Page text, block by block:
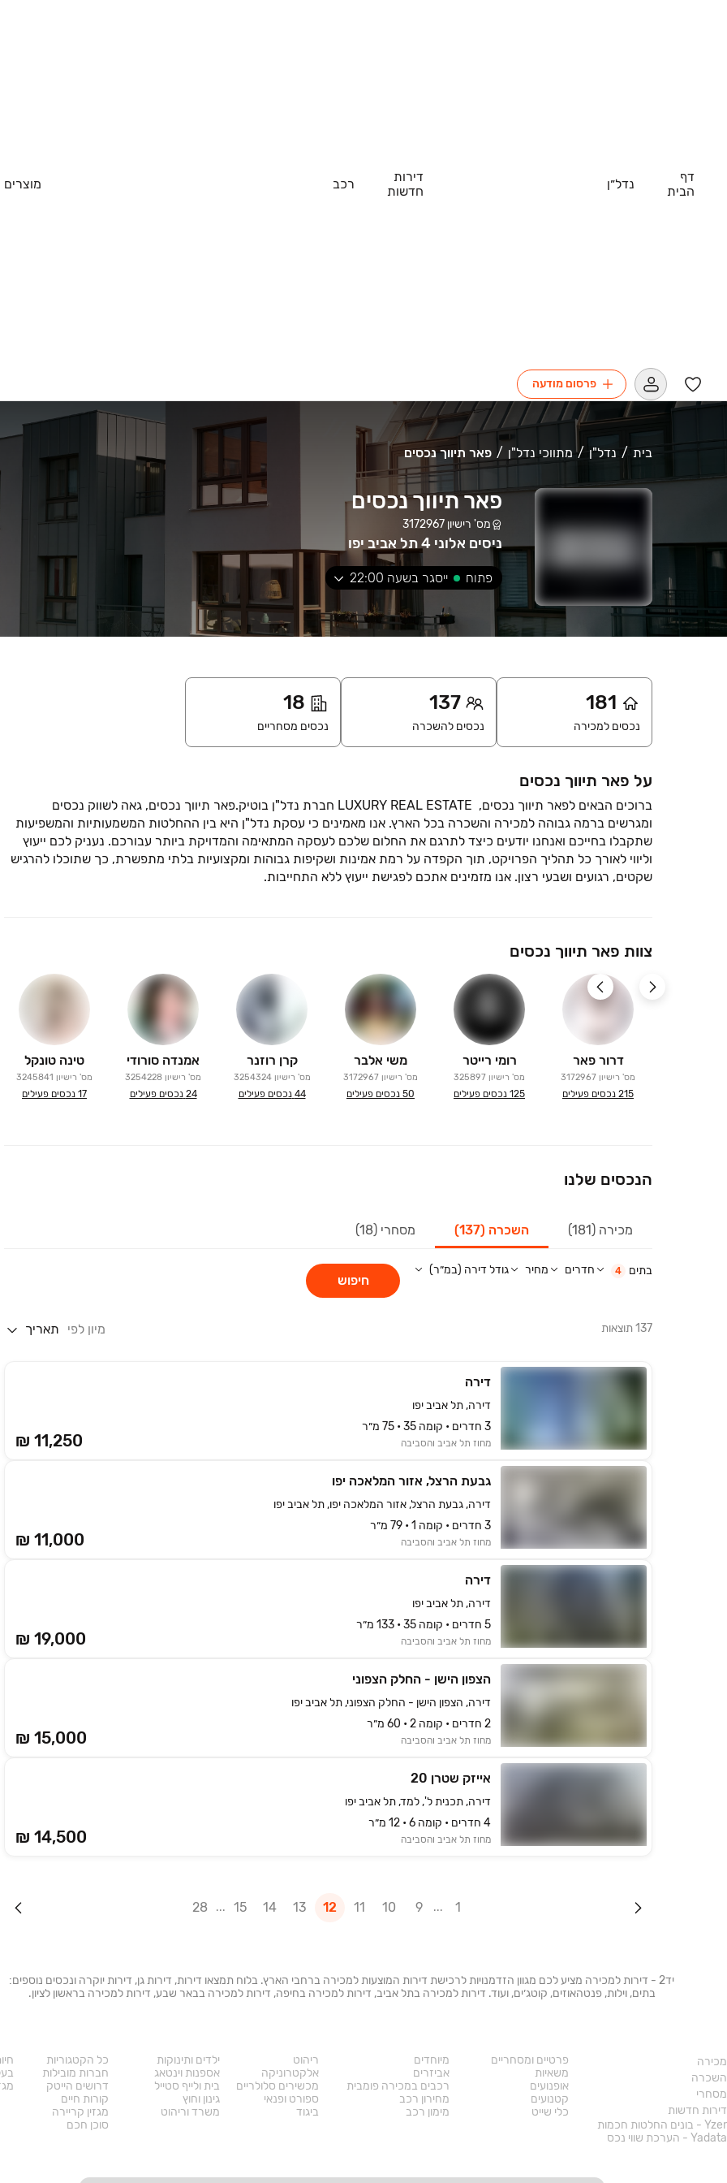
דף
הבית
נדל״ן
דירות
חדשות
רכב מוצרים
פרסום מודעה
בית נדל"ן מתווכי נדל"ן פאר תיווך נכסים
פאר תיווך נכסים
מס' רישיון 3172967
ניסים אלוני 4 תל אביב יפו
פתוח ייסגר בשעה 22:00
181
נכסים למכירה
137
נכסים להשכרה
18
נכסים מסחריים
על פאר תיווך נכסים
ברוכים הבאים לפאר תיווך נכסים,  LUXURY REAL ESTATE חברת נדל"ן בוטיק.פאר תיווך נכסים, גאה לשווק נכסים
ומגרשים ברמה גבוהה למכירה והשכרה בכל הארץ. אנו מאמינים כי עסקת נדל"ן היא בין ההחלטות המשמעותיות והמשפיעות
שתקבלו בחייכם ואנחנו יודעים כיצד לתרגם את החלום שלכם לעסקה המתאימה והמדויקת ביותר עבורכם. נעניק לכם ייעוץ
וליווי לאורך כל תהליך הפרויקט, תוך הקפדה על רמת אמינות ושקיפות גבוהות ומקצועיות בלתי מתפשרת, כך שתוכלו להרגיש
שקטים, רגועים ושבעי רצון. אנו מזמינים אתכם לפגישת ייעוץ ללא התחייבות.
צוות פאר תיווך נכסים
דרור פאר
מס' רישיון 3172967
215 נכסים פעילים
רומי רייטר
מס' רישיון 325897
125 נכסים פעילים
משי אלבר
מס' רישיון 3172967
50 נכסים פעילים
קרן רוזנר
מס' רישיון 3254324
44 נכסים פעילים
אמנדה סורודי
מס' רישיון 3254228
24 נכסים פעילים
טינה טונקל
מס' רישיון 3245841
17 נכסים פעילים
הנכסים שלנו
מכירה (181) השכרה (137) מסחרי (18)
בתים 4 חדרים מחיר גודל דירה (במ״ר)
חיפוש
137תוצאות מיון לפי תאריך
₪ 11,250
דירה
דירה, תל אביב יפו
3 חדרים • קומה ‎35‏ • 75 מ״ר
מחוז תל אביב והסביבה
₪ 11,000
גבעת הרצל, אזור המלאכה יפו
דירה, גבעת הרצל, אזור המלאכה יפו, תל אביב יפו
3 חדרים • קומה ‎1‏ • 79 מ״ר
מחוז תל אביב והסביבה
₪ 19,000
דירה
דירה, תל אביב יפו
5 חדרים • קומה ‎35‏ • 133 מ״ר
מחוז תל אביב והסביבה
₪ 15,000
הצפון הישן - החלק הצפוני
דירה, הצפון הישן - החלק הצפוני, תל אביב יפו
2 חדרים • קומה ‎2‏ • 60 מ״ר
מחוז תל אביב והסביבה
₪ 14,500
אייזק שטרן 20
דירה, תכנית ל', למד, תל אביב יפו
4 חדרים • קומה ‎6‏ • 12 מ״ר
מחוז תל אביב והסביבה
1
9
10
11
12
13
14
15
28
יד2 - דירות למכירה מציע לכם מגוון הזדמנויות לרכישת דירות המוצעות למכירה ברחבי הארץ. בלוח תמצאו דירות, דירות גן, דירות יוקרה ונכסים נוספים:
בתים, וילות, פנטהאוזים, קוטג׳ים, ועוד. דירות למכירה בתל אביב, דירות למכירה בחיפה, דירות למכירה בבאר שבע, דירות למכירה בראשון לציון.
מכירה
השכרה
מסחרי
דירות חדשות
Yzer - בונים החלטות חכמות
Yadata - הערכת שווי נכס
פרטיים ומסחריים
משאיות
אופנועים
קטנועים
כלי שייט
מיוחדים
אביזרים
רכבים במכירה פומבית
מחירון רכב
מימון רכב
ריהוט
אלקטרוניקה
מכשירים סלולריים
ספורט ופנאי
ביגוד
ילדים ותינוקות
אספנות וינטאג
בית ולייף סטייל
גינון וחוץ
משרד וריהוט
כל הקטגוריות
חברות מובילות
דרושים הייטק
קורות חיים
מגזין קריירה
סוכן חכם